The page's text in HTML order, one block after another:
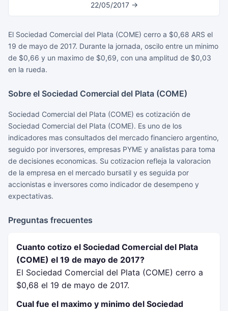
22/05/2017 →
El Sociedad Comercial del Plata (COME) cerro a $0,68 ARS el
19 de mayo de 2017. Durante la jornada, oscilo entre un minimo
de $0,66 y un maximo de $0,69, con una amplitud de $0,03
en la rueda.
Sobre el Sociedad Comercial del Plata (COME)
Sociedad Comercial del Plata (COME) es cotización de
Sociedad Comercial del Plata (COME). Es uno de los
indicadores mas consultados del mercado financiero argentino,
seguido por inversores, empresas PYME y analistas para toma
de decisiones economicas. Su cotizacion refleja la valoracion
de la empresa en el mercado bursatil y es seguida por
accionistas e inversores como indicador de desempeno y
expectativas.
Preguntas frecuentes
Cuanto cotizo el Sociedad Comercial del Plata
(COME) el 19 de mayo de 2017?
El Sociedad Comercial del Plata (COME) cerro a
$0,68 el 19 de mayo de 2017.
Cual fue el maximo y minimo del Sociedad